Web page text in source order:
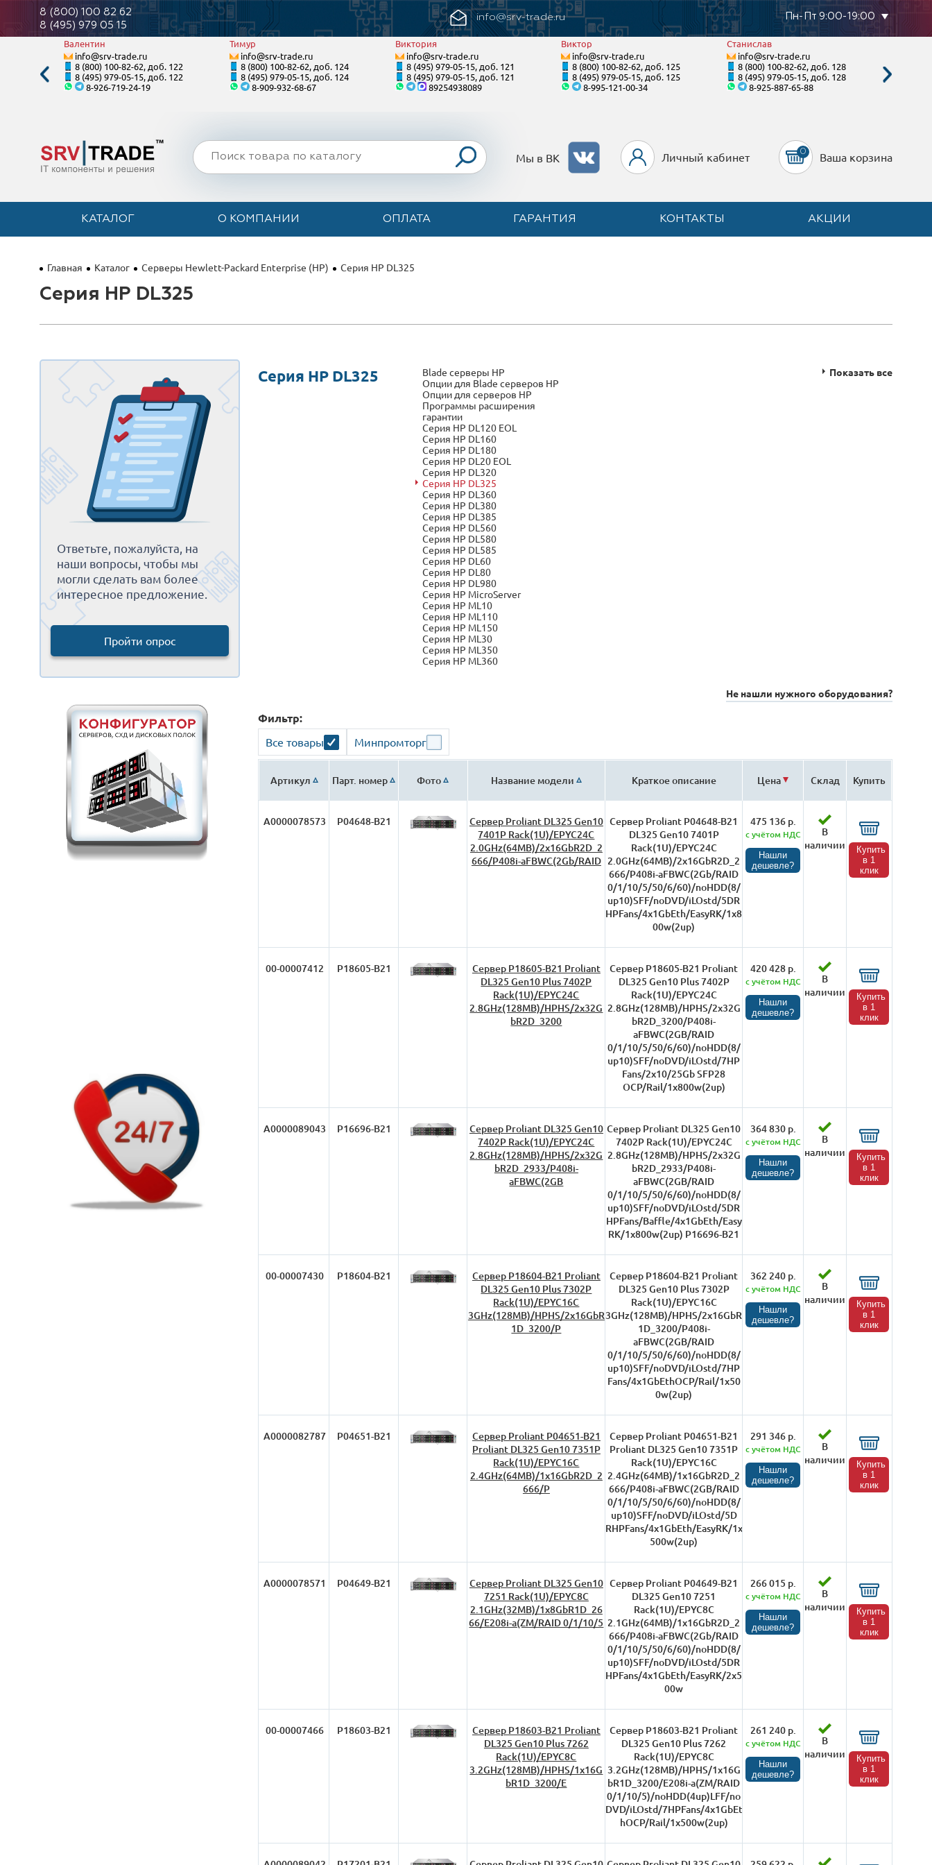
8 (800) 100 82 62
8 (495) 979 05 15
info@srv-trade.ru Пн-Пт 9:00-19:00
Валентин
info@srv-trade.ru
8 (800) 100-82-62, доб. 122
8 (495) 979-05-15, доб. 122
8-926-719-24-19
Тимур
info@srv-trade.ru
8 (800) 100-82-62, доб. 124
8 (495) 979-05-15, доб. 124
8-909-932-68-67
Виктория
info@srv-trade.ru
8 (495) 979-05-15, доб. 121
8 (495) 979-05-15, доб. 121
89254938089
Виктор
info@srv-trade.ru
8 (800) 100-82-62, доб. 125
8 (495) 979-05-15, доб. 125
8-995-121-00-34
Станислав
info@srv-trade.ru
8 (800) 100-82-62, доб. 128
8 (495) 979-05-15, доб. 128
8-925-887-65-88
КАТАЛОГ О КОМПАНИИ ОПЛАТА ГАРАНТИЯ КОНТАКТЫ АКЦИИ
Мы в ВК Личный кабинет 0 Ваша корзина
Главная Каталог Серверы Hewlett-Packard Enterprise (HP) Серия HP DL325
Серия HP DL325
Ответьте, пожалуйста, на
наши вопросы, чтобы мы
могли сделать вам более
интересное предложение.
Пройти опрос
Серия HP DL325
Blade серверы HP
Опции для Blade серверов HP
Опции для серверов HP
Программы расширения
гарантии
Серия HP DL120 EOL
Серия HP DL160
Серия HP DL180
Серия HP DL20 EOL
Серия HP DL320
Серия HP DL325
Серия HP DL360
Серия HP DL380
Серия HP DL385
Серия HP DL560
Серия HP DL580
Серия HP DL585
Серия HP DL60
Серия HP DL80
Серия HP DL980
Серия HP MicroServer
Серия HP ML10
Серия HP ML110
Серия HP ML150
Серия HP ML30
Серия HP ML350
Серия HP ML360
Показать все
Не нашли нужного оборудования?
Фильтр:
Все товары Минпромторг
Артикул Парт. номер Фото Название модели Краткое описание Цена Склад Купить
А0000078573 P04648-B21
Сервер Proliant DL325 Gen10
7401P Rack(1U)/EPYC24C
2.0GHz(64MB)/2x16GbR2D_2
666/P408i-aFBWC(2Gb/RAID
Сервер Proliant P04648-B21
DL325 Gen10 7401P
Rack(1U)/EPYC24C
2.0GHz(64MB)/2x16GbR2D_2
666/P408i-aFBWC(2Gb/RAID
0/1/10/5/50/6/60)/noHDD(8/
up10)SFF/noDVD/iLOstd/5DR
HPFans/4x1GbEth/EasyRK/1x8
00w(2up)
475 136 р.
с учётом НДС
Нашли
дешевле?
В
наличии
Купить
в 1
клик
00-00007412 P18605-B21
Сервер P18605-B21 Proliant
DL325 Gen10 Plus 7402P
Rack(1U)/EPYC24C
2.8GHz(128MB)/HPHS/2x32G
bR2D_3200
Сервер P18605-B21 Proliant
DL325 Gen10 Plus 7402P
Rack(1U)/EPYC24C
2.8GHz(128MB)/HPHS/2x32G
bR2D_3200/P408i-
aFBWC(2GB/RAID
0/1/10/5/50/6/60)/noHDD(8/
up10)SFF/noDVD/iLOstd/7HP
Fans/2x10/25Gb SFP28
OCP/Rail/1x800w(2up)
420 428 р.
с учётом НДС
Нашли
дешевле?
В
наличии
Купить
в 1
клик
А0000089043 P16696-B21
Сервер Proliant DL325 Gen10
7402P Rack(1U)/EPYC24C
2.8GHz(128MB)/HPHS/2x32G
bR2D_2933/P408i-
aFBWC(2GB
Сервер Proliant DL325 Gen10
7402P Rack(1U)/EPYC24C
2.8GHz(128MB)/HPHS/2x32G
bR2D_2933/P408i-
aFBWC(2GB/RAID
0/1/10/5/50/6/60)/noHDD(8/
up10)SFF/noDVD/iLOstd/5DR
HPFans/Baffle/4x1GbEth/Easy
RK/1x800w(2up) P16696-B21
364 830 р.
с учётом НДС
Нашли
дешевле?
В
наличии
Купить
в 1
клик
00-00007430 P18604-B21
Сервер P18604-B21 Proliant
DL325 Gen10 Plus 7302P
Rack(1U)/EPYC16C
3GHz(128MB)/HPHS/2x16GbR
1D_3200/P
Сервер P18604-B21 Proliant
DL325 Gen10 Plus 7302P
Rack(1U)/EPYC16C
3GHz(128MB)/HPHS/2x16GbR
1D_3200/P408i-
aFBWC(2GB/RAID
0/1/10/5/50/6/60)/noHDD(8/
up10)SFF/noDVD/iLOstd/7HP
Fans/4x1GbEthOCP/Rail/1x50
0w(2up)
362 240 р.
с учётом НДС
Нашли
дешевле?
В
наличии
Купить
в 1
клик
А0000082787 P04651-B21
Сервер Proliant P04651-B21
Proliant DL325 Gen10 7351P
Rack(1U)/EPYC16C
2.4GHz(64MB)/1x16GbR2D_2
666/P
Сервер Proliant P04651-B21
Proliant DL325 Gen10 7351P
Rack(1U)/EPYC16C
2.4GHz(64MB)/1x16GbR2D_2
666/P408i-aFBWC(2GB/RAID
0/1/10/5/50/6/60)/noHDD(8/
up10)SFF/noDVD/iLOstd/5D
RHPFans/4x1GbEth/EasyRK/1x
500w(2up)
291 346 р.
с учётом НДС
Нашли
дешевле?
В
наличии
Купить
в 1
клик
А0000078571 P04649-B21
Сервер Proliant DL325 Gen10
7251 Rack(1U)/EPYC8C
2.1GHz(32MB)/1x8GbR1D_26
66/E208i-a(ZM/RAID 0/1/10/5
Сервер Proliant P04649-B21
DL325 Gen10 7251
Rack(1U)/EPYC8C
2.1GHz(64MB)/1x16GbR2D_2
666/P408i-aFBWC(2Gb/RAID
0/1/10/5/50/6/60)/noHDD(8/
up10)SFF/noDVD/iLOstd/5DR
HPFans/4x1GbEth/EasyRK/2x5
00w
266 015 р.
с учётом НДС
Нашли
дешевле?
В
наличии
Купить
в 1
клик
00-00007466 P18603-B21
Сервер P18603-B21 Proliant
DL325 Gen10 Plus 7262
Rack(1U)/EPYC8C
3.2GHz(128MB)/HPHS/1x16G
bR1D_3200/E
Сервер P18603-B21 Proliant
DL325 Gen10 Plus 7262
Rack(1U)/EPYC8C
3.2GHz(128MB)/HPHS/1x16G
bR1D_3200/E208i-a(ZM/RAID
0/1/10/5)/noHDD(4up)LFF/no
DVD/iLOstd/7HPFans/4x1GbEt
hOCP/Rail/1x500w(2up)
261 240 р.
с учётом НДС
Нашли
дешевле?
В
наличии
Купить
в 1
клик